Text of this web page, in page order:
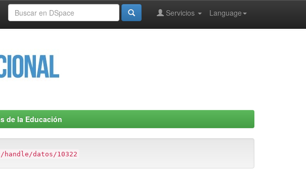
Language
Servicios
de la Educación
datos/10322